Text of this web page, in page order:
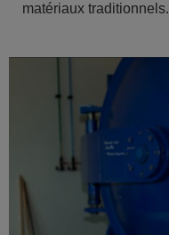
matériaux traditionnels.